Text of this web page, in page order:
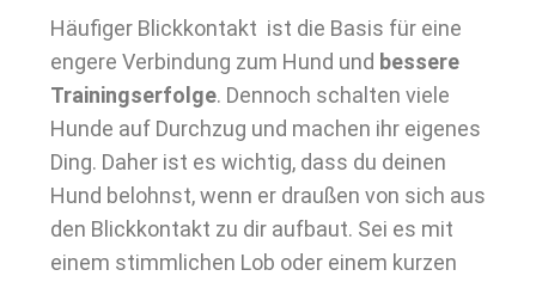
Häufiger Blickkontakt ist die Basis für eine
engere Verbindung zum Hund und bessere
Trainingserfolge. Dennoch schalten viele
Hunde auf Durchzug und machen ihr eigenes
Ding. Daher ist es wichtig, dass du deinen
Hund belohnst, wenn er draußen von sich aus
den Blickkontakt zu dir aufbaut. Sei es mit
einem stimmlichen Lob oder einem kurzen